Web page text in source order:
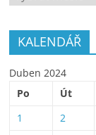
KALENDÁŘ
Duben 2024
Po
Út
1
2